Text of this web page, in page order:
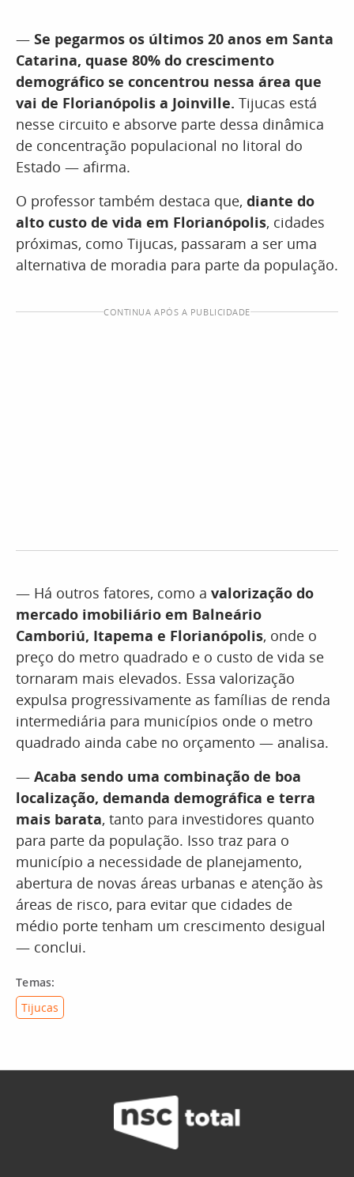
— Se pegarmos os últimos 20 anos em Santa
Catarina, quase 80% do crescimento
demográfico se concentrou nessa área que
vai de Florianópolis a Joinville. Tijucas está
nesse circuito e absorve parte dessa dinâmica
de concentração populacional no litoral do
Estado — afirma.
O professor também destaca que, diante do
alto custo de vida em Florianópolis, cidades
próximas, como Tijucas, passaram a ser uma
alternativa de moradia para parte da população.
CONTINUA APÓS A PUBLICIDADE
— Há outros fatores, como a valorização do
mercado imobiliário em Balneário
Camboriú, Itapema e Florianópolis, onde o
preço do metro quadrado e o custo de vida se
tornaram mais elevados. Essa valorização
expulsa progressivamente as famílias de renda
intermediária para municípios onde o metro
quadrado ainda cabe no orçamento — analisa.
— Acaba sendo uma combinação de boa
localização, demanda demográfica e terra
mais barata, tanto para investidores quanto
para parte da população. Isso traz para o
município a necessidade de planejamento,
abertura de novas áreas urbanas e atenção às
áreas de risco, para evitar que cidades de
médio porte tenham um crescimento desigual
— conclui.
Temas:
Tijucas